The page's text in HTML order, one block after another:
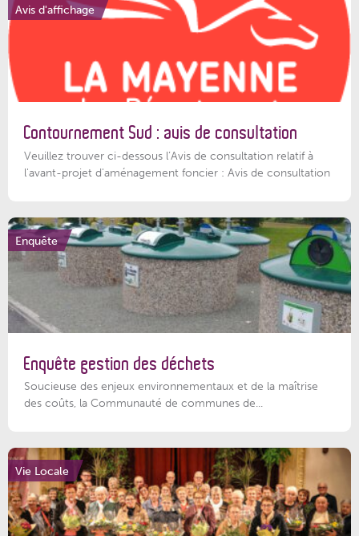
Avis d'affichage
Contournement Sud : avis de consultation
Veuillez trouver ci-dessous l’Avis de consultation relatif à
l'avant-projet d'aménagement foncier : Avis de consultation
Enquête
Enquête gestion des déchets
Soucieuse des enjeux environnementaux et de la maîtrise
des coûts, la Communauté de communes de...
Vie Locale